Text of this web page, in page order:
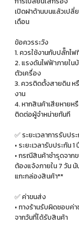
เปิดฝาด้านบนแล้วเปลี่
เดือน
ข้อควรระวัง
1. ควรใช้งานกับปลั๊กไ
2. แรงดันไฟฟ้าภายใ
ตัวเครื่อง
3. ควรติดตั้งสายดิน ห
งาน
4. หากสินค้าเสียหายห
ติดต่อผู้จำหน่ายทันที
✅ ระยะเวลาการรับปร
• ระยะเวลารับประกัน
• กรณีสินค้าชำรุดจา
ต้องแจ้งภายใน 7 วัน
แกะกล่องสินค้า**
✅ ค่าขนส่ง
• ทางร้านรับผิดชอบค่
จากวันที่ได้รับสินค้า